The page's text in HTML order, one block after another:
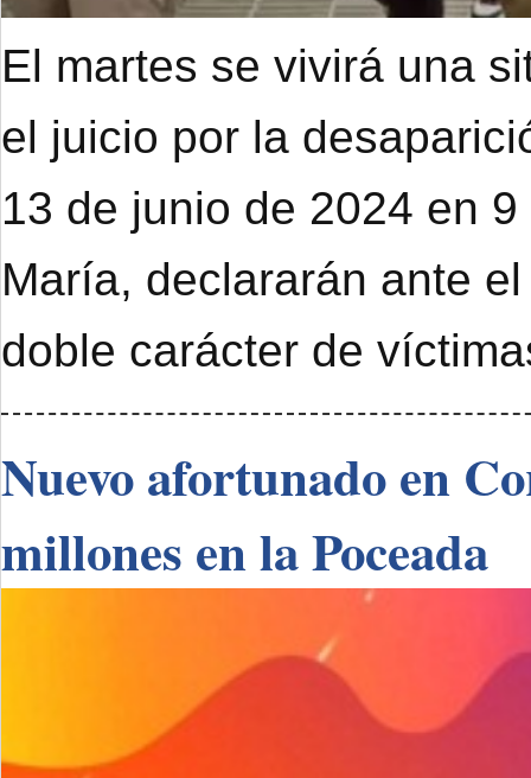
El martes se vivirá una
el juicio por la
13 de junio de 2024 en
María, declararán ante
doble carácter de
Nuevo afortunado en
millones en la Poceada